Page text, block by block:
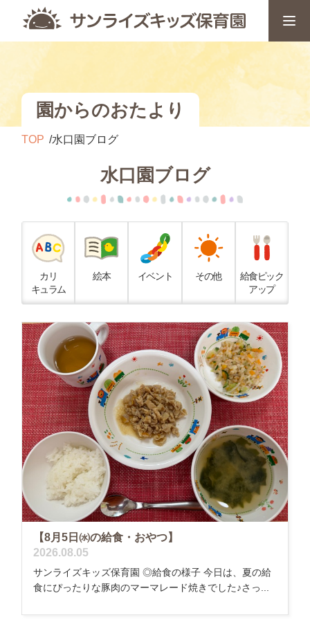
園からのおたより
TOP 水口園ブログ
水口園ブログ
カリ
キュラム
絵本 イベント その他
給食ピック
アップ
【8月5日㈬の給食・おやつ】
2026.08.05
サンライズキッズ保育園 ◎給食の様子 今日は、夏の給
食にぴったりな豚肉のマーマレード焼きでした♪さっ...